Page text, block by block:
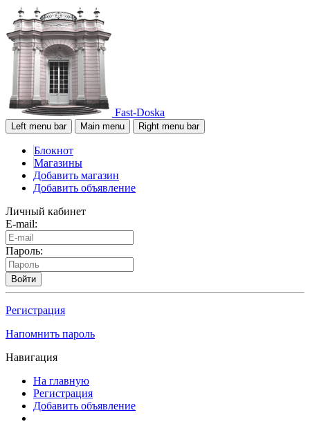
Fast-Doska
Left menu bar Main menu Right menu bar
Блокнот
Магазины
Добавить магазин
Добавить объявление
Личный кабинет
E-mail:
Пароль:
Войти
Регистрация
Напомнить пароль
Навигация
На главную
Регистрация
Добавить объявление